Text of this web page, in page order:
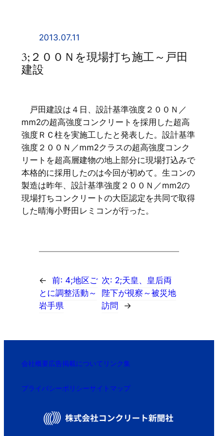
2013.07.11
3;２００Ｎを現場打ち施工～戸田
建設
戸田建設は４日、設計基準強度２００Ｎ／
mm2の超高強度コンクリートを採用した超高
強度ＲＣ柱を実施工したと発表した。設計基準
強度２００Ｎ／mm2クラスの超高強度コンク
リートを超高層建物の地上部分に現場打込みで
本格的に採用したのは今回が初めて。生コンの
製造は昨年、設計基準強度２００Ｎ／mm2の
現場打ちコンクリートの大臣認定を共同で取得
した晴海小野田レミコンが行った。
← 前: 4;地区ご
とに調整活動～
岩手県
次: 2;天皇、皇后両
陛下が視察～被災地
訪問
→
会社概要広告掲載について リンク集
プライバシーポリシーサイトマップ